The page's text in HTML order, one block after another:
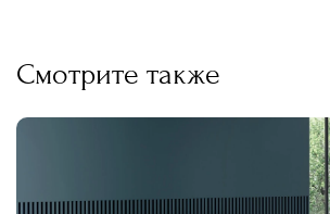
Смотрите также